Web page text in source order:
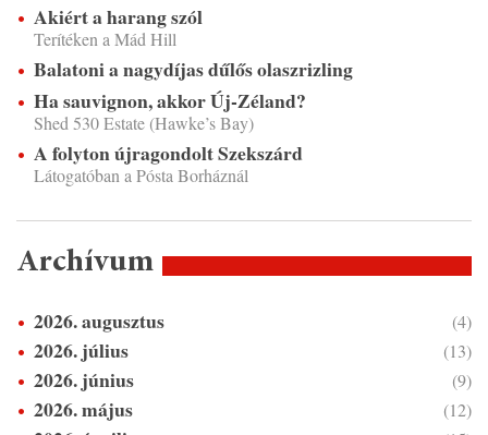
Akiért a harang szól
Terítéken a Mád Hill
Balatoni a nagydíjas dűlős olaszrizling
Ha sauvignon, akkor Új-Zéland?
Shed 530 Estate (Hawke’s Bay)
A folyton újragondolt Szekszárd
Látogatóban a Pósta Borháznál
Archívum
2026. augusztus (4)
2026. július (13)
2026. június (9)
2026. május (12)